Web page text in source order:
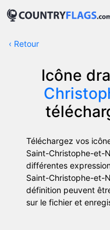
‹ Retour
Icône
Téléchargez vos
Saint-Christophe-et-
différentes
Saint-Christophe-et-
définition peuvent
sur le fichier et